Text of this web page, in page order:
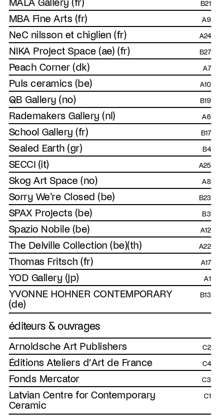
MALA Gallery (fr) B21
MBA Fine Arts (fr) A9
NeC nilsson et chiglien (fr) A24
NIKA Project Space (ae) (fr) B27
Peach Corner (dk) A7
Puls ceramics (be) A10
QB Gallery (no) B19
Rademakers Gallery (nl) A6
School Gallery (fr) B17
Sealed Earth (gr) B4
SECCI (it) A25
Skog Art Space (no) A8
Sorry We're Closed (be) B23
SPAX Projects (be) B3
Spazio Nobile (be) A12
The Delville Collection (be)(th) A22
Thomas Fritsch (fr) A17
YOD Gallery (jp) A1
YVONNE HOHNER CONTEMPORARY
(de)
B13
éditeurs & ouvrages
Arnoldsche Art Publishers C2
Éditions Ateliers d’Art de France C4
Fonds Mercator C3
Latvian Centre for Contemporary
Ceramic
C1